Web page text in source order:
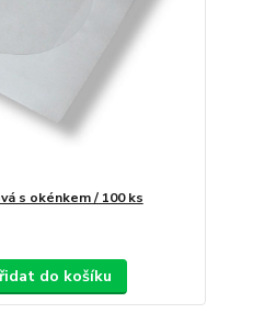
s okénkem / 100 ks
do košíku